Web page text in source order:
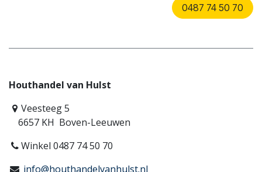
0487 74 50 70
Houthandel van Hulst
Veesteeg 5
6657 KH Boven-Leeuwen
Winkel 0487 74 50 70
info@houthandelvanhulst.nl